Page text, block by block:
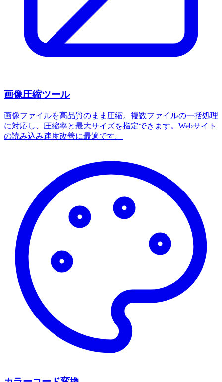
画像圧縮ツール
画像ファイルを高品質のまま圧縮。複数ファイルの一括処理
に対応し、圧縮率と最大サイズを指定できます。Webサイト
の読み込み速度改善に最適です。